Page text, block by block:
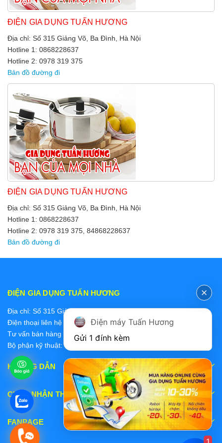
ĐIỆN GIA DỤNG TUẤN HƯƠNG
Địa chỉ: Số 315 Giảng Võ, Ba Đình, Hà Nội
Hotline 1: 0868228637
Hotline 2: 0978 319 375
Bản đồ đường đi
ĐIỆN GIA DỤNG TUẤN HƯƠNG
Địa chỉ: Số 315 Giảng Võ, Ba Đình, Hà Nội
Hotline 1: 0868228637
Hotline 2: 0978 319 375, 84868228637
Bản đồ đường đi
ĐIỆN GIA DỤNG TUẤN HƯƠNG
Địa chỉ: Số 315 Giảng Võ, Ba Đình, Hà Nội
Điện thoại liên hệ các bộ phận:
Tư vấn bán hàng 2: 0868228637
Bộ phận kỹ thuật: 0978 319 375
HƯỚNG DẪN
CHẤP NHẬN THANH TOÁN
FANPAGE
Điện máy Tuấn Hương
Gửi 1 đính kèm